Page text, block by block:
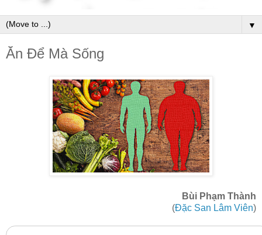
▼
Ăn Để Mà Sống
Bùi Phạm Thành
(Đặc San Lâm Viên)